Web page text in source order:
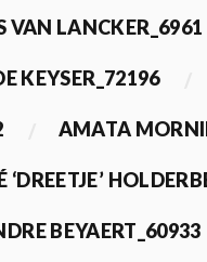
VAN LANCKER_6961
KEYSER_72196
AMATA
‘DREETJE’
BEYAERT_60933